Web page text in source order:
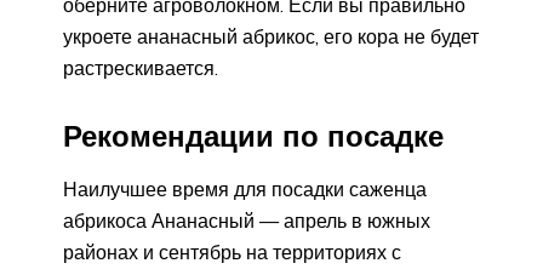
оберните агроволокном. Если вы правильно
укроете ананасный абрикос, его кора не будет
растрескивается.
Рекомендации по посадке
Наилучшее время для посадки саженца
абрикоса Ананасный — апрель в южных
районах и сентябрь на территориях с